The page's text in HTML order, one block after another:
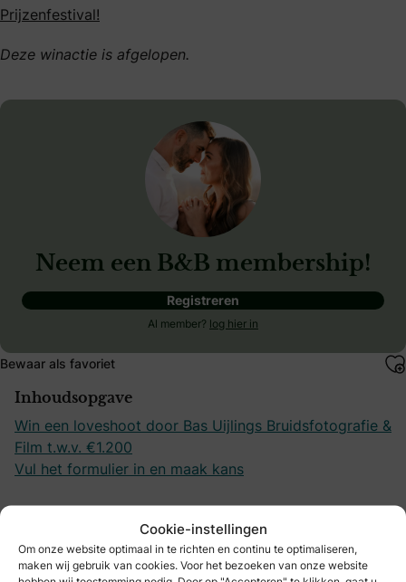
Cookie-instellingen
Om onze website optimaal in te richten en continu te optimaliseren,
maken wij gebruik van cookies. Voor het bezoeken van onze website
Prijzenfestival!
Deze winactie is afgelopen.
Neem een B&B membership!
Registreren
Al member? log hier in
Bewaar als favoriet
Inhoudsopgave
Win een loveshoot door Bas Uijlings Bruidsfotografie &
Film t.w.v. €1.200
Vul het formulier in en maak kans
Jullie trouwdag